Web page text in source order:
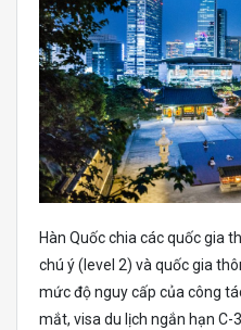
Hàn Quốc chia các quốc gia
chú ý (level 2) và quốc gia
mức độ nguy cấp của công
mắt, visa du lịch ngắn hạn C-